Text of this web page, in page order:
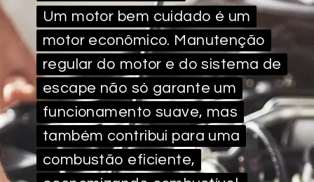
Um motor bem cuidado é um
motor econômico. Manutenção
regular do motor e do sistema de
escape não só garante um
funcionamento suave, mas
também contribui para uma
combustão eficiente,
Um motor bem cuidado é um
motor econômico. Manutenção
regular do motor e do sistema de
escape não só garante um
funcionamento suave, mas
também contribui para uma
combustão eficiente,